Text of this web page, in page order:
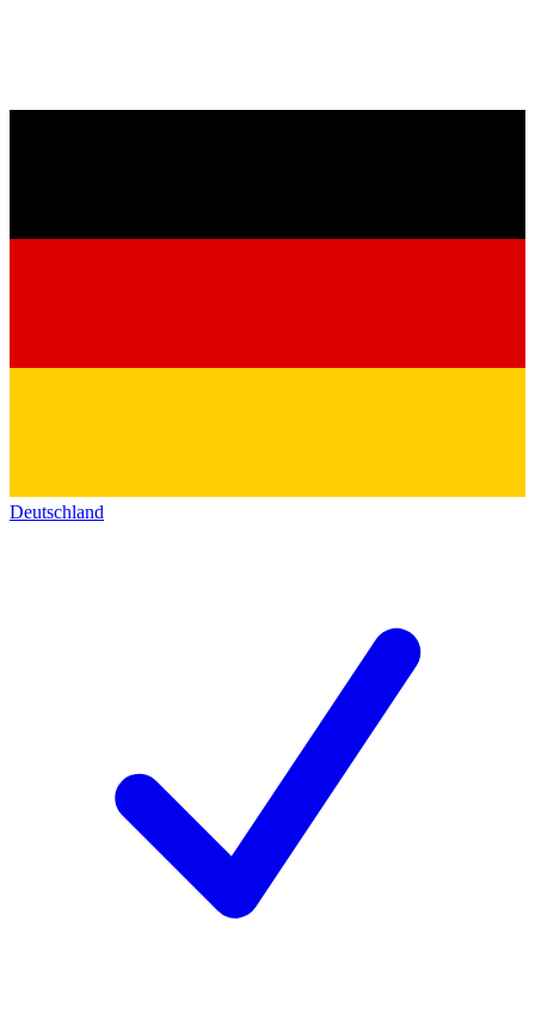
Deutschland